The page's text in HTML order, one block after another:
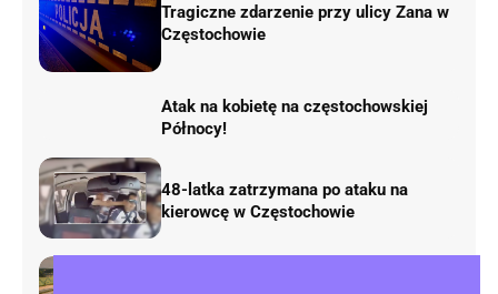
Tragiczne zdarzenie przy ulicy Zana w
Częstochowie
Atak na kobietę na częstochowskiej
Północy!
48-latka zatrzymana po ataku na
kierowcę w Częstochowie